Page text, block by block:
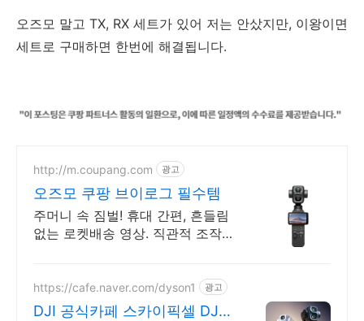
오즈모 말고 TX, RX 세트가 있어 저는 안샀지만, 이왕이면
세트로 구매하면 한번에 해결됩니다.
http://m.coupang.com 광고
오즈모 쿠팡 브이로그 필수템
주머니 속 짐벌! 휴대 간편, 흔들림
없는 로켓배송 영상. 직관적 조작,
https://cafe.naver.com/dyson1 광고
DJI 공식카페 스카이픽셀 DJI